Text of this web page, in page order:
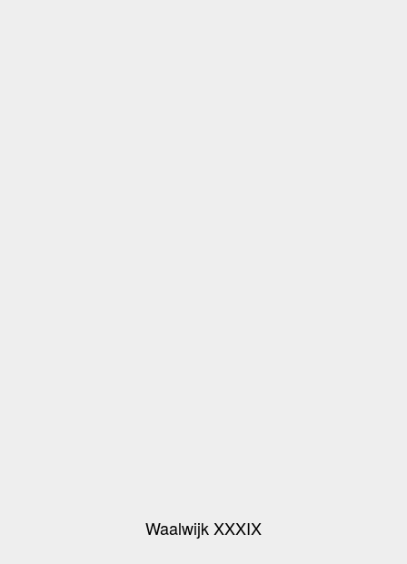
Waalwijk XXXIX